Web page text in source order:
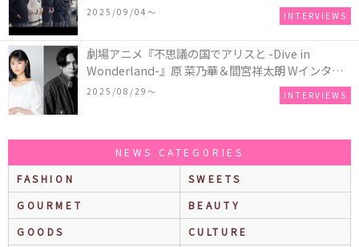
2025/09/04〜 INTERVIEWS
劇場アニメ『不思議の国でアリスと -Dive in
Wonderland-』原 菜乃華＆間宮祥太朗 Wインタビ
ュー
2025/08/29〜 INTERVIEWS
NEWS CATEGORIES
FASHION
SWEETS
GOURMET
BEAUTY
GOODS
CULTURE